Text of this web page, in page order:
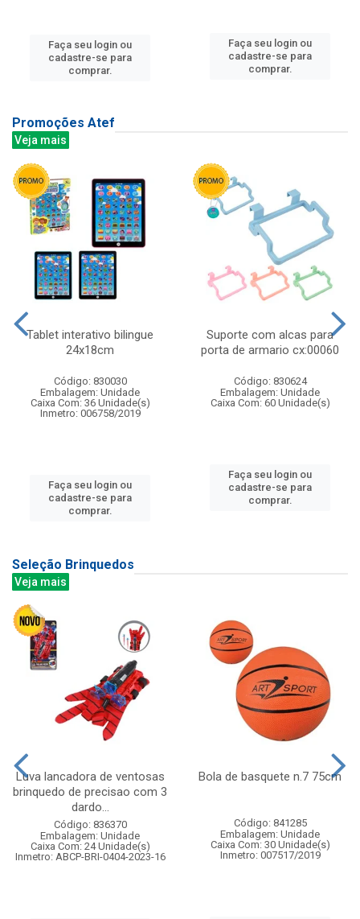
Faça seu login ou
cadastre-se para
comprar.
Faça seu login ou
cadastre-se para
comprar.
Promoções Atef
Veja mais
Tablet interativo bilingue
24x18cm
Código: 830030
Embalagem: Unidade
Caixa Com: 36 Unidade(s)
Inmetro: 006758/2019
Faça seu login ou
cadastre-se para
comprar.
Suporte com alcas para
porta de armario cx:00060
Código: 830624
Embalagem: Unidade
Caixa Com: 60 Unidade(s)
Faça seu login ou
cadastre-se para
comprar.
Seleção Brinquedos
Veja mais
Luva lancadora de ventosas
brinquedo de precisao com 3
dardo...
Código: 836370
Embalagem: Unidade
Caixa Com: 24 Unidade(s)
Inmetro: ABCP-BRI-0404-2023-16
Bola de basquete n.7 75cm
Código: 841285
Embalagem: Unidade
Caixa Com: 30 Unidade(s)
Inmetro: 007517/2019